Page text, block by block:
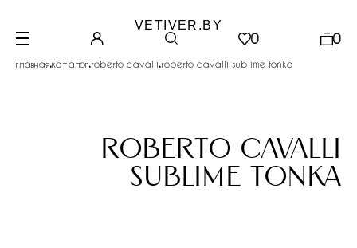
VETIVER.BY
0 0
главная.каталог.roberto cavalli.roberto cavalli sublime tonka
roberto cavalli
sublime tonka